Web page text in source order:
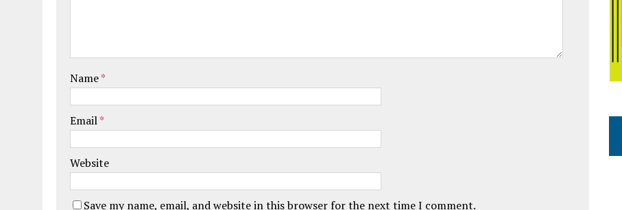
Name*
Email*
Website
Save my name, email, and website in this browser for the next time I comment.